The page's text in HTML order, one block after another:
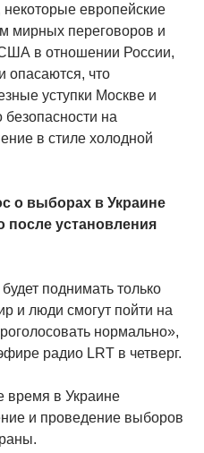
некоторые европейские
мирных переговоров и
в отношении России,
опасаются, что
уступки Москве и
на
в стиле холодной
о выборах в Украине
после установления
поднимать только
и люди смогут пойти на
нормально»,
радио LRT в четверг.
время в Украине
и проведение выборов